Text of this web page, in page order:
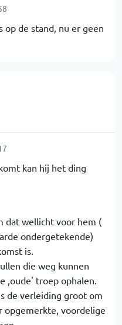
op de stand, nu er geen
kan hij het ding
dat wellicht voor hem (
ondergetekende)
is.
die weg kunnen
,oude' troep ophalen.
de verleiding groot om
opgemerkte, voordelige